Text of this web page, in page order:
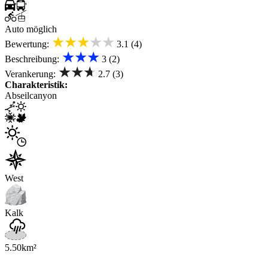
Auto möglich
Bewertung: ★★★★★ 3.1 (4)
Beschreibung: ★★★ 3 (2)
Verankerung: ★★★ 2.7 (3)
Charakteristik:
Abseilcanyon
West
Kalk
5.50km²